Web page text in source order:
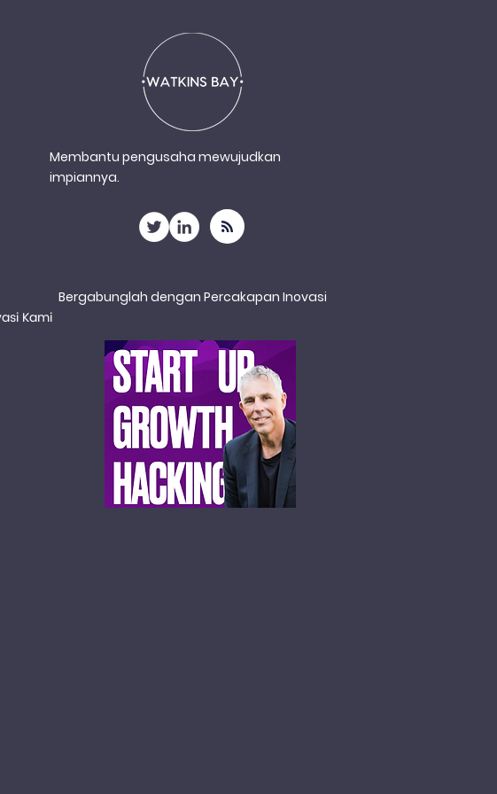
Kami
Membantu pengusaha mewujudkan
impiannya.
Bergabunglah dengan Percakapan Inovasi